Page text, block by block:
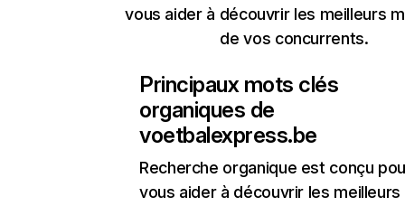
vous aider à découvrir les meilleurs
de vos concurrents.
Principaux mots clés
organiques de
voetbalexpress.be
Recherche organique est conçu
vous aider à découvrir les